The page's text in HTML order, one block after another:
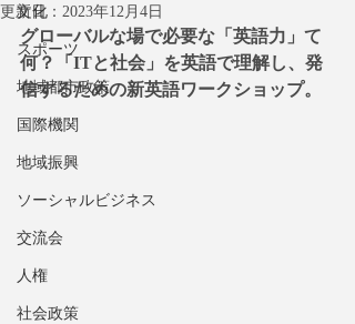
文化
スポーツ
地域都市政策
国際機関
地域振興
ソーシャルビジネス
交流会
人権
社会政策
更新日： 2023年12月4日
グローバルな場で必要な「英語力」て
何？「ITと社会」を英語で理解し、発
信するための新英語ワークショップ。